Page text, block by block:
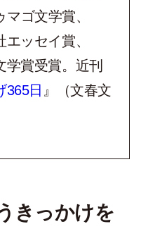
ゴ文学賞、
ッセイ賞、
学賞受賞。近刊
日 』（文春文
きっかけを